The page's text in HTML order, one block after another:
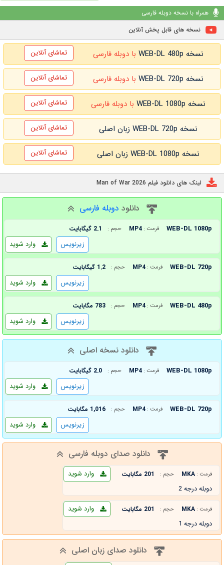
همراه با نسخه دوبله فارسی
نسخه های قابل پخش آنلاین
نسخه WEB-DL 480p با دوبله فارسی تماشای آنلاین
نسخه WEB-DL 720p با دوبله فارسی تماشای آنلاین
نسخه WEB-DL 1080p با دوبله فارسی تماشای آنلاین
نسخه WEB-DL 720p زبان اصلی تماشای آنلاین
نسخه WEB-DL 1080p زبان اصلی تماشای آنلاین
لینک های دانلود فیلم Man of War 2026
دانلود دوبله فارسی
WEB-DL 1080p فرمت : MP4 حجم : 2.1 گیگابایت
وارد شوید زیرنویس
WEB-DL 720p فرمت : MP4 حجم : 1.2 گیگابایت
وارد شوید زیرنویس
WEB-DL 480p فرمت : MP4 حجم : 783 مگابایت
وارد شوید زیرنویس
دانلود نسخه اصلی
WEB-DL 1080p فرمت : MP4 حجم : 2.0 گیگابایت
وارد شوید زیرنویس
WEB-DL 720p فرمت : MP4 حجم : 1,016 مگابایت
وارد شوید زیرنویس
دانلود صدای دوبله فارسی
فرمت : MKA حجم : 201 مگابایت
وارد شوید
دوبله درجه 2
فرمت : MKA حجم : 201 مگابایت
وارد شوید
دوبله درجه 1
دانلود صدای زبان اصلی